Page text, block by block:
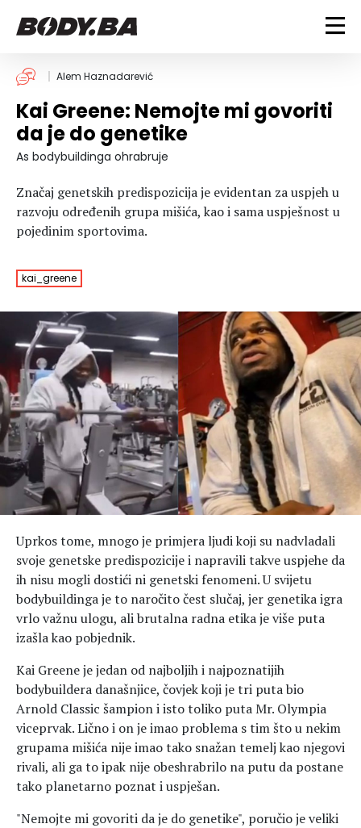
FITNESS
Vježbanje
Mršanje
Discipline
BODYBUILDING
Trening i vježbe
Savjeti
Ostalo
ISHRANA
Dijete
Nutricionizam
Recepti
Suplementi
Tablica kalorija
ZDRAVLJE
Um i tijelo
Povrede i bolesti
Lifestyle
Trudnice
Bodybuilding
Fitness
Ishrana
Zdravlje
Hedonizam
MAGAZIN
Njega nje
Njega njega
Šminka
Tehnologija
KALORIJE
Alem Haznadarević
Kai Greene: Nemojte mi govoriti
da je do genetike
As bodybuildinga ohrabruje
Značaj genetskih predispozicija je evidentan za uspjeh u
razvoju određenih grupa mišića, kao i sama uspješnost u
pojedinim sportovima.
kai_greene
Uprkos tome, mnogo je primjera ljudi koji su nadvladali
svoje genetske predispozicije i napravili takve uspjehe da
ih nisu mogli dostići ni genetski fenomeni. U svijetu
bodybuildinga je to naročito čest slučaj, jer genetika igra
vrlo važnu ulogu, ali brutalna radna etika je više puta
izašla kao pobjednik.
Kai Greene je jedan od najboljih i najpoznatijih
bodybuildera današnjice, čovjek koji je tri puta bio
Arnold Classic šampion i isto toliko puta Mr. Olympia
viceprvak. Lično i on je imao problema s tim što u nekim
grupama mišića nije imao tako snažan temelj kao njegovi
rivali, ali ga to ipak nije obeshrabrilo na putu da postane
tako planetarno poznat i uspješan.
"Nemojte mi govoriti da je do genetike", poručio je veliki